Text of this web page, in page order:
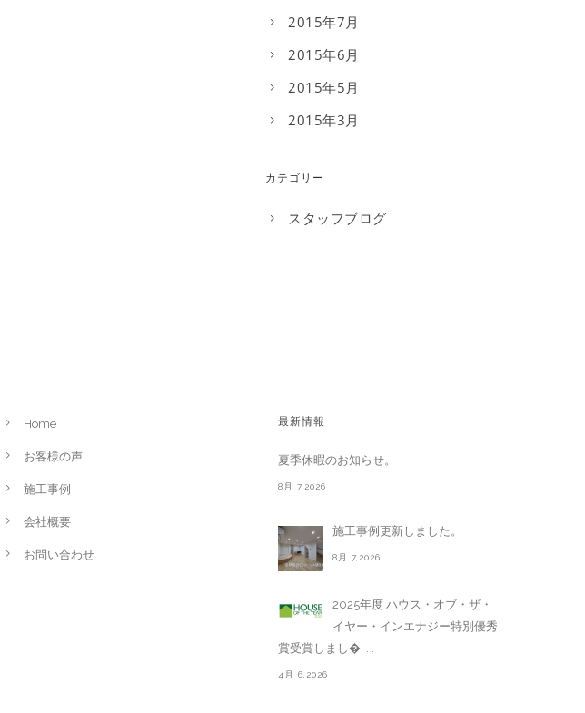
2015年7月
2015年6月
2015年5月
2015年3月
カテゴリー
スタッフブログ
Home
お客様の声
施工事例
会社概要
お問い合わせ
最新情報
夏季休暇のお知らせ。
8月 7,2026
施工事例更新しました。
8月 7,2026
2025年度 ハウス・オブ・ザ・
イヤー・インエナジー特別優秀
賞受賞しまし�. . .
4月 6,2026